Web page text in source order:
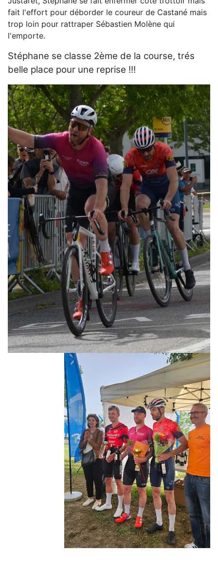
fait l'effort pour déborder le coureur de Castané mais
trop loin pour rattraper Sébastien Molène qui
l'emporte.
Stéphane se classe 2ème de la course, trés
belle place pour une reprise !!!